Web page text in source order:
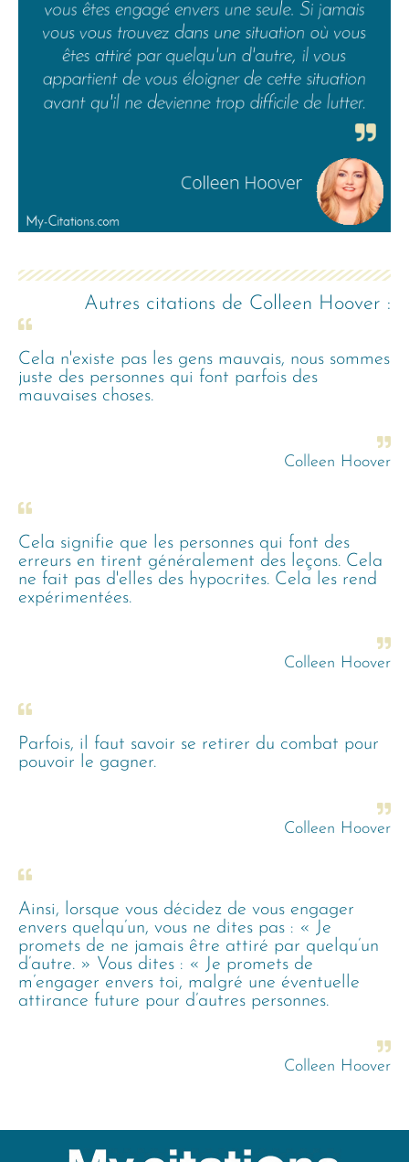
Autres citations de Colleen Hoover :
Cela n'existe pas les gens mauvais, nous sommes
juste des personnes qui font parfois des
mauvaises choses.
Colleen Hoover
Cela signifie que les personnes qui font des
erreurs en tirent généralement des leçons. Cela
ne fait pas d'elles des hypocrites. Cela les rend
expérimentées.
Colleen Hoover
Parfois, il faut savoir se retirer du combat pour
pouvoir le gagner.
Colleen Hoover
Ainsi, lorsque vous décidez de vous engager
envers quelqu’un, vous ne dites pas : « Je
promets de ne jamais être attiré par quelqu’un
d’autre. » Vous dites : « Je promets de
m’engager envers toi, malgré une éventuelle
attirance future pour d’autres personnes.
Colleen Hoover